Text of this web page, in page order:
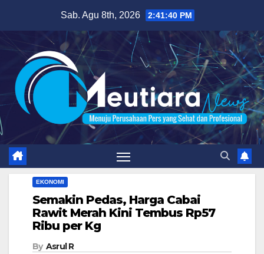
content
Sab. Agu 8th, 2026 2:41:41 PM
EKONOMI
Semakin Pedas, Harga Cabai
Rawit Merah Kini Tembus Rp57
Ribu per Kg
By Asrul R